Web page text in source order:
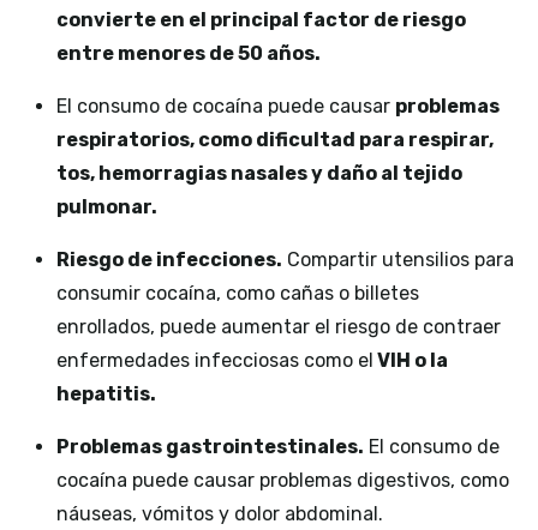
convierte en el principal factor de riesgo
entre menores de 50 años.
El consumo de cocaína puede causar problemas
respiratorios, como dificultad para respirar,
tos, hemorragias nasales y daño al tejido
pulmonar.
Riesgo de infecciones. Compartir utensilios para
consumir cocaína, como cañas o billetes
enrollados, puede aumentar el riesgo de contraer
enfermedades infecciosas como el VIH o la
hepatitis.
Problemas gastrointestinales. El consumo de
cocaína puede causar problemas digestivos, como
náuseas, vómitos y dolor abdominal.